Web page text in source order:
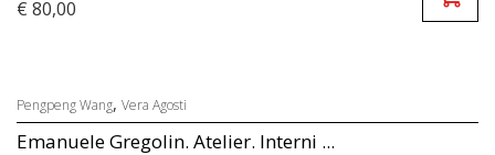
€ 80,00
Pengpeng Wang, Vera Agosti
Emanuele Gregolin. Atelier. Interni ...